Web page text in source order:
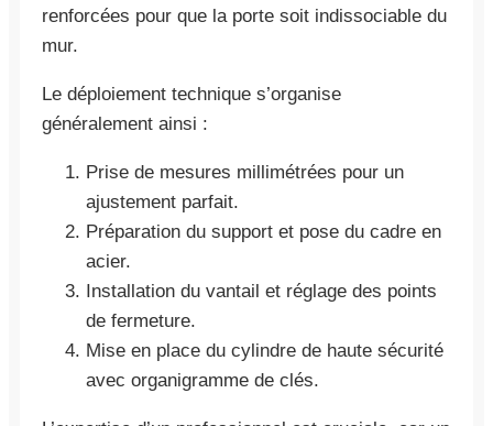
renforcées pour que la porte soit indissociable du
mur.
Le déploiement technique s’organise
généralement ainsi :
Prise de mesures millimétrées pour un
ajustement parfait.
Préparation du support et pose du cadre en
acier.
Installation du vantail et réglage des points
de fermeture.
Mise en place du cylindre de haute sécurité
avec organigramme de clés.